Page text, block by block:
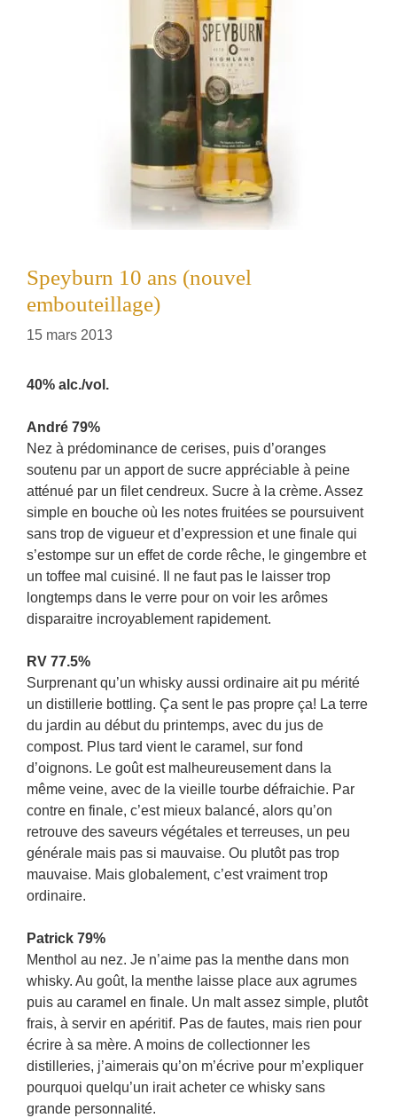
Speyburn 10 ans (nouvel
embouteillage)
15 mars 2013
40% alc./vol.
André 79%
Nez à prédominance de cerises, puis d’oranges
soutenu par un apport de sucre appréciable à peine
atténué par un filet cendreux. Sucre à la crème. Assez
simple en bouche où les notes fruitées se poursuivent
sans trop de vigueur et d’expression et une finale qui
s’estompe sur un effet de corde rêche, le gingembre et
un toffee mal cuisiné. Il ne faut pas le laisser trop
longtemps dans le verre pour on voir les arômes
disparaitre incroyablement rapidement.
RV 77.5%
Surprenant qu’un whisky aussi ordinaire ait pu mérité
un distillerie bottling. Ça sent le pas propre ça! La terre
du jardin au début du printemps, avec du jus de
compost. Plus tard vient le caramel, sur fond
d’oignons. Le goût est malheureusement dans la
même veine, avec de la vieille tourbe défraichie. Par
contre en finale, c’est mieux balancé, alors qu’on
retrouve des saveurs végétales et terreuses, un peu
générale mais pas si mauvaise. Ou plutôt pas trop
mauvaise. Mais globalement, c’est vraiment trop
ordinaire.
Patrick 79%
Menthol au nez. Je n’aime pas la menthe dans mon
whisky. Au goût, la menthe laisse place aux agrumes
puis au caramel en finale. Un malt assez simple, plutôt
frais, à servir en apéritif. Pas de fautes, mais rien pour
écrire à sa mère. A moins de collectionner les
distilleries, j’aimerais qu’on m’écrive pour m’expliquer
pourquoi quelqu’un irait acheter ce whisky sans
grande personnalité.